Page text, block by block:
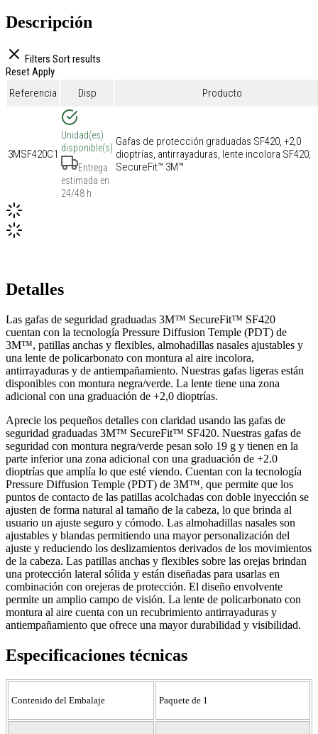
Descripción
Filters Sort results
ResetApply
Referencia
Disp Producto
3MSF420C1
Unidad(es)
disponible(s)
Entrega
estimada en
24/48 h
Gafas de protección graduadas SF420, +2,0
dioptrías, antirrayaduras, lente incolora SF420,
SecureFit™ 3M™
Detalles
Las gafas de seguridad graduadas 3M™ SecureFit™ SF420
cuentan con la tecnología Pressure Diffusion Temple (PDT) de
3M™, patillas anchas y flexibles, almohadillas nasales ajustables y
una lente de policarbonato con montura al aire incolora,
antirrayaduras y de antiempañamiento. Nuestras gafas ligeras están
disponibles con montura negra/verde. La lente tiene una zona
adicional con una graduación de +2,0 dioptrías.
Aprecie los pequeños detalles con claridad usando las gafas de
seguridad graduadas 3M™ SecureFit™ SF420. Nuestras gafas de
seguridad con montura negra/verde pesan solo 19 g y tienen en la
parte inferior una zona adicional con una graduación de +2.0
dioptrías que amplía lo que esté viendo. Cuentan con la tecnología
Pressure Diffusion Temple (PDT) de 3M™, que permite que los
puntos de contacto de las patillas acolchadas con doble inyección se
ajusten de forma natural al tamaño de la cabeza, lo que brinda al
usuario un ajuste seguro y cómodo. Las almohadillas nasales son
ajustables y blandas permitiendo una mayor personalización del
ajuste y reduciendo los deslizamientos derivados de los movimientos
de la cabeza. Las patillas anchas y flexibles sobre las orejas brindan
una protección lateral sólida y están diseñadas para usarlas en
combinación con orejeras de protección. El diseño envolvente
permite un amplio campo de visión. La lente de policarbonato con
montura al aire cuenta con un recubrimiento antirrayaduras y
antiempañamiento que ofrece una mayor durabilidad y visibilidad.
Especificaciones técnicas
Contenido del Embalaje Paquete de 1